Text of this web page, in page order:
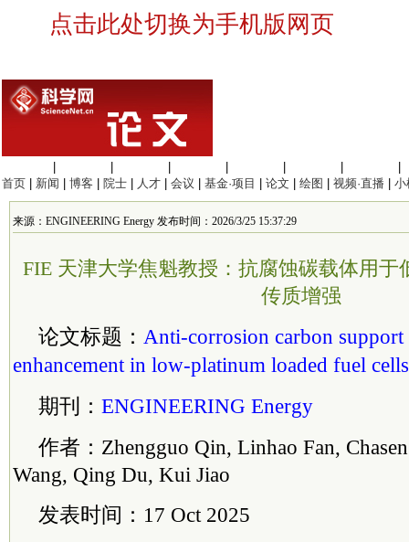
点击此处切换为手机版网页
首页
新闻 博客 院士 人才 会议 基金·项目 论文 绘图 视频·直播 小
来源：ENGINEERING Energy 发布时间：2026/3/25 15:37:29
FIE 天津大学焦魁教授：抗腐蚀碳载体用于
传质增强
论文标题： Anti-corrosion carbon support
enhancement in low-platinum loaded fuel cells
期刊： ENGINEERING Energy
作者：Zhengguo Qin, Linhao Fan,
Wang, Qing Du, Kui Jiao
发表时间：17 Oct 2025